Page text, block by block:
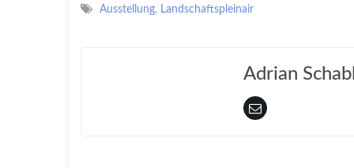
Ausstellung, Landschaftspleinair
Adrian